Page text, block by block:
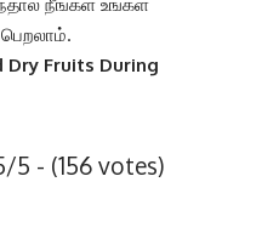
நீங்கள் உங்கள்
Dry Fruits During
5 - (156 votes)